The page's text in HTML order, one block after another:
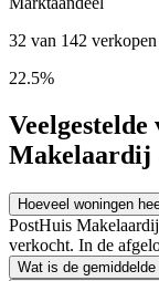
32 van 142
22.5%
Makelaardij
Hoeveel woningen
PostHuis
verkocht. In de
Wat is de